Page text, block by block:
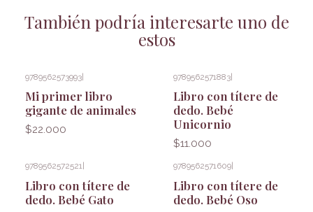
También podría interesarte uno de
estos
9789562573993
Mi primer libro
gigante de animales
$22.000
9789562571883
Libro con títere de
dedo. Bebé
Unicornio
$11.000
9789562572521
Libro con títere de
dedo. Bebé Gato
9789562571609
Libro con títere de
dedo. Bebé Oso